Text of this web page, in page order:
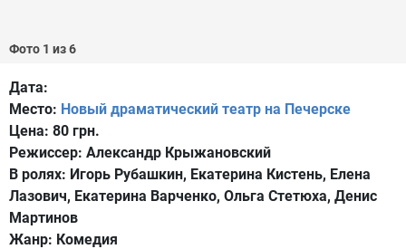
Фото 1 из 6
Дата:
Место: Новый драматический театр на Печерске
Цена: 80 грн.
Режиссер: Александр Крыжановский
В ролях: Игорь Рубашкин, Екатерина Кистень, Елена
Лазович, Екатерина Варченко, Ольга Стетюха, Денис
Мартинов
Жанр: Комедия